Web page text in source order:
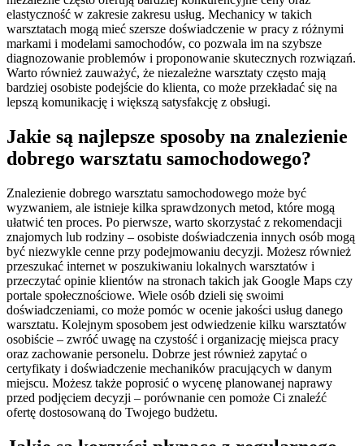
elastyczność w zakresie zakresu usług. Mechanicy w takich
warsztatach mogą mieć szersze doświadczenie w pracy z różnymi
markami i modelami samochodów, co pozwala im na szybsze
diagnozowanie problemów i proponowanie skutecznych rozwiązań.
Warto również zauważyć, że niezależne warsztaty często mają
bardziej osobiste podejście do klienta, co może przekładać się na
lepszą komunikację i większą satysfakcję z obsługi.
Jakie są najlepsze sposoby na znalezienie
dobrego warsztatu samochodowego?
Znalezienie dobrego warsztatu samochodowego może być
wyzwaniem, ale istnieje kilka sprawdzonych metod, które mogą
ułatwić ten proces. Po pierwsze, warto skorzystać z rekomendacji
znajomych lub rodziny – osobiste doświadczenia innych osób mogą
być niezwykle cenne przy podejmowaniu decyzji. Możesz również
przeszukać internet w poszukiwaniu lokalnych warsztatów i
przeczytać opinie klientów na stronach takich jak Google Maps czy
portale społecznościowe. Wiele osób dzieli się swoimi
doświadczeniami, co może pomóc w ocenie jakości usług danego
warsztatu. Kolejnym sposobem jest odwiedzenie kilku warsztatów
osobiście – zwróć uwagę na czystość i organizację miejsca pracy
oraz zachowanie personelu. Dobrze jest również zapytać o
certyfikaty i doświadczenie mechaników pracujących w danym
miejscu. Możesz także poprosić o wycenę planowanej naprawy
przed podjęciem decyzji – porównanie cen pomoże Ci znaleźć
ofertę dostosowaną do Twojego budżetu.